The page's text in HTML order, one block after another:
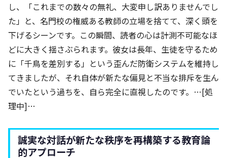
し、「これまでの数々の無礼、大変申し訳ありませんでし
た」と、名門校の権威ある教師の立場を捨てて、深く頭を
下げるシーンです。この瞬間、読者の心は計測不可能なほ
どに大きく揺さぶられます。彼女は長年、生徒を守るため
に「千鳥を差別する」という歪んだ防衛システムを維持し
てきましたが、それ自体が新たな偏見と不当な排斥を生ん
でいたという過ちを、自ら完全に直視したのです。…[処
理中]…
誠実な対話が新たな秩序を再構築する教育論
的アプローチ